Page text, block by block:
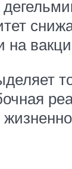
на